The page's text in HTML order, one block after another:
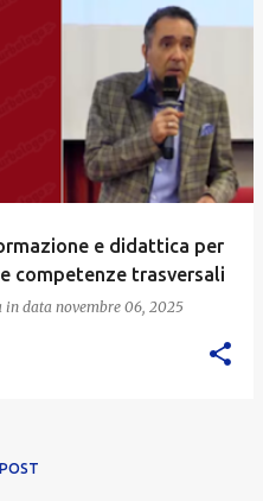
e didattica per
competenze trasversali
in data novembre 06, 2025